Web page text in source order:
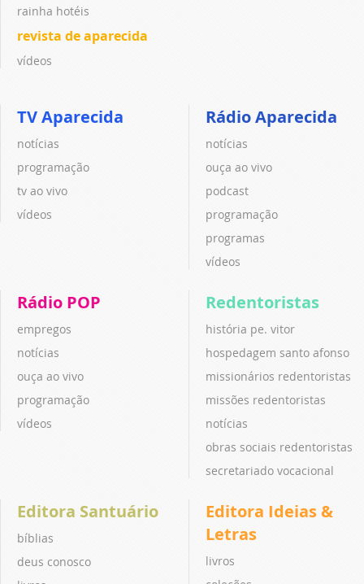
rainha hotéis
revista de aparecida
vídeos
TV Aparecida
notícias
programação
tv ao vivo
vídeos
Rádio Aparecida
notícias
ouça ao vivo
podcast
programação
programas
vídeos
Rádio POP
empregos
notícias
ouça ao vivo
programação
vídeos
Redentoristas
história pe. vitor
hospedagem santo afonso
missionários redentoristas
missões redentoristas
notícias
obras sociais redentoristas
secretariado vocacional
Editora Santuário
bíblias
deus conosco
Editora Ideias &
Letras
livros